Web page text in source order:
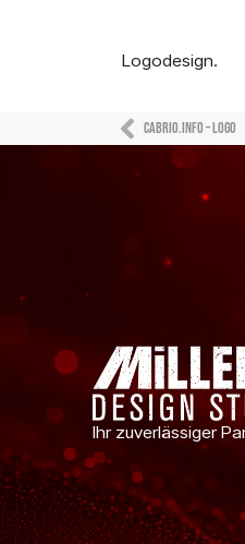
Logodesign.
Cabrio.info – Logo
Ihr zuverlässiger